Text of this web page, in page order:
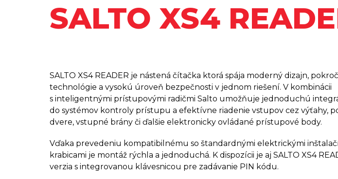
SALTO XS4
SALTO XS4 READER je nástená čítačka ktorá spája moderný dizajn,
technológie a vysokú úroveň bezpečnosti v jednom riešení. V kombinácii
s inteligentnými prístupovými radičmi Salto umožňuje jednoduchú
do systémov kontroly prístupu a efektívne riadenie vstupov cez výťahy,
dvere, vstupné brány či ďalšie elektronicky ovládané prístupové body.
Vďaka prevedeniu kompatibilnému so štandardnými elektrickými
krabicami je montáž rýchla a jednoduchá. K dispozícii je aj SALTO XS4
verzia s integrovanou klávesnicou pre zadávanie PIN kódu.